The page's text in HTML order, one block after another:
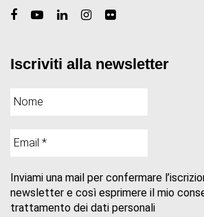
Iscriviti alla newsletter
Inviami una mail per confermare
newsletter e così esprimere il mio
trattamento dei dati personali